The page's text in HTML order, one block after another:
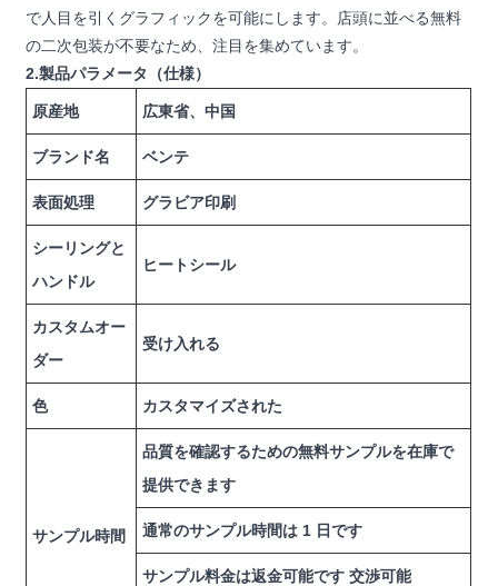
で人目を引くグラフィックを可能にします。店頭に並べる無料
の二次包装が不要なため、注目を集めています。
2.製品パラメータ（仕様）
原産地 広東省、中国
ブランド名 ベンテ
表面処理 グラビア印刷
シーリングと
ハンドル
ヒートシール
カスタムオー
ダー
受け入れる
色 カスタマイズされた
サンプル時間
品質を確認するための無料サンプルを在庫で
提供できます
通常のサンプル時間は 1 日です
サンプル料金は返金可能です 交渉可能